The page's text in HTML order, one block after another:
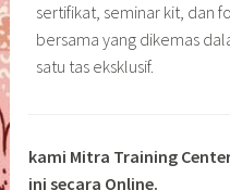
sertifikat, seminar kit, dan
bersama yang dikemas
satu tas eksklusif.
kami Mitra Training
ini secara Online.